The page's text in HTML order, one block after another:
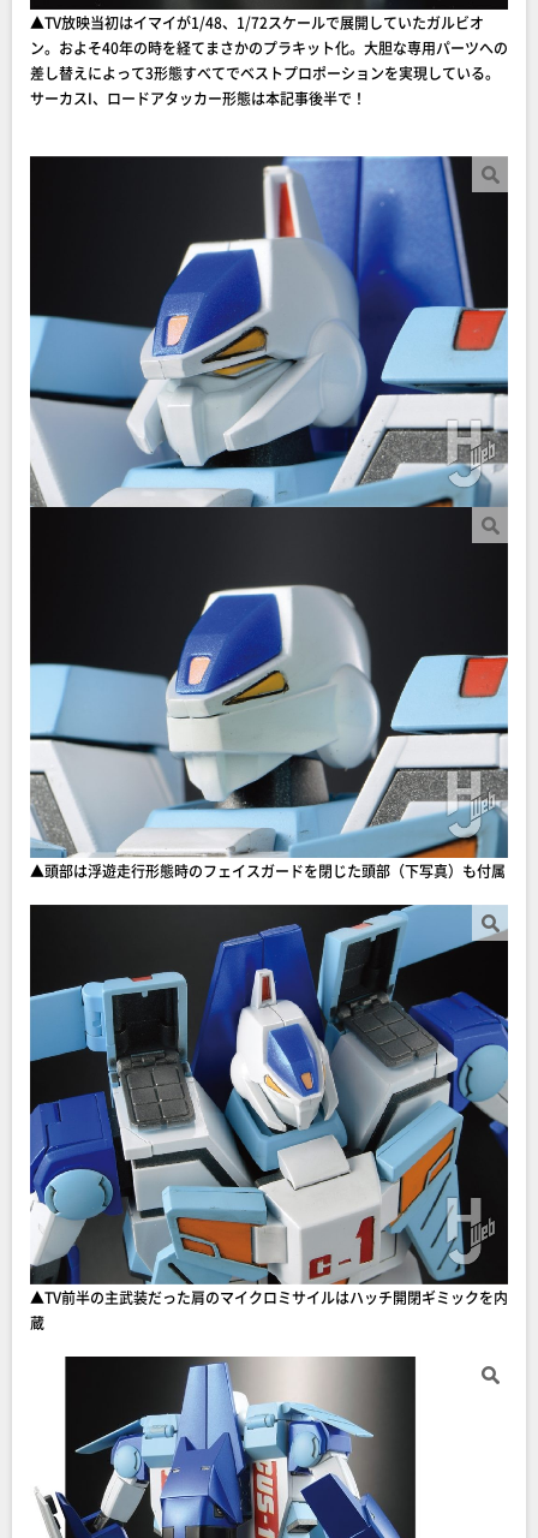
▲TV放映当初はイマイが1/48、1/72スケールで展開していたガルビオ
ン。およそ40年の時を経てまさかのプラキット化。大胆な専用パーツへの
差し替えによって3形態すべてでベストプロポーションを実現している。
サーカスI、ロードアタッカー形態は本記事後半で！
▲頭部は浮遊走行形態時のフェイスガードを閉じた頭部（下写真）も付属
▲TV前半の主武装だった肩のマイクロミサイルはハッチ開閉ギミックを内
蔵